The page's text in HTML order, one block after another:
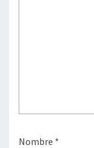
Nombre *